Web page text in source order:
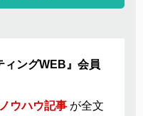
ィングWEB』会員
ウハウ記事 が全文